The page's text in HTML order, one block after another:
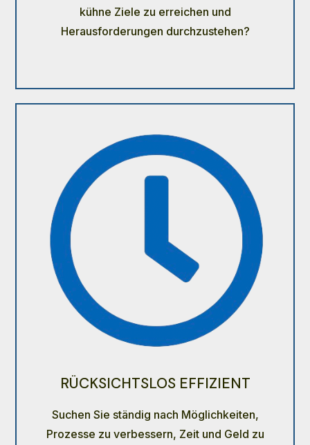
kühne Ziele zu erreichen und
Herausforderungen durchzustehen?
RÜCKSICHTSLOS EFFIZIENT
Suchen Sie ständig nach Möglichkeiten,
Prozesse zu verbessern, Zeit und Geld zu